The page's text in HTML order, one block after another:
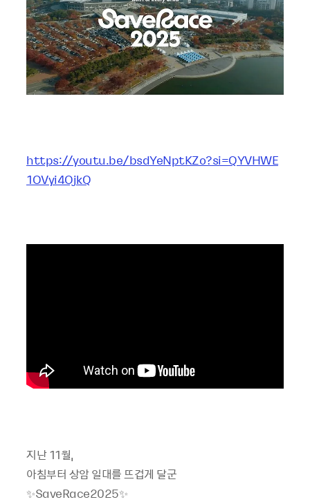
https://youtu.be/bsdYeNptKZo?si=QYVHWE
1OVyi4OjkQ
지난 11월,
아침부터 상암 일대를 뜨겁게 달군
✨SaveRace2025✨ ⠀